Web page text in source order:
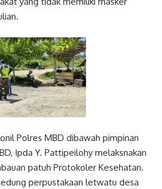
Polres MBD dibawah pimpinan
Ipda Y. Pattipeilohy melaksnakan
patuh Protokoler Kesehatan.
perpustakaan letwatu desa